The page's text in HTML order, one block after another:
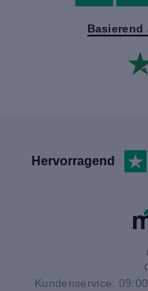
Basierend
Hervorragend
Kundenservice: